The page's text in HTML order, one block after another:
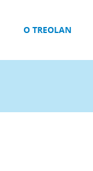
О TREOLAN